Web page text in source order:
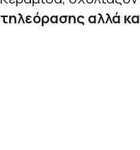
τηλεόρασης αλλά